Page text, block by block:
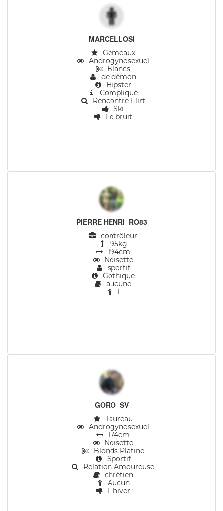
MARCELLOSI
Gemeaux
Androgynosexuel
Blancs
de démon
Hipster
Compliqué
Rencontre Flirt
Ski
Le bruit
PIERRE HENRI_RO83
contrôleur
95kg
194cm
Noisette
sportif
Gothique
aucune
1
GORO_SV
Taureau
Androgynosexuel
174cm
Noisette
Blonds Platine
Sportif
Relation Amoureuse
chrétien
Aucun
L'hiver